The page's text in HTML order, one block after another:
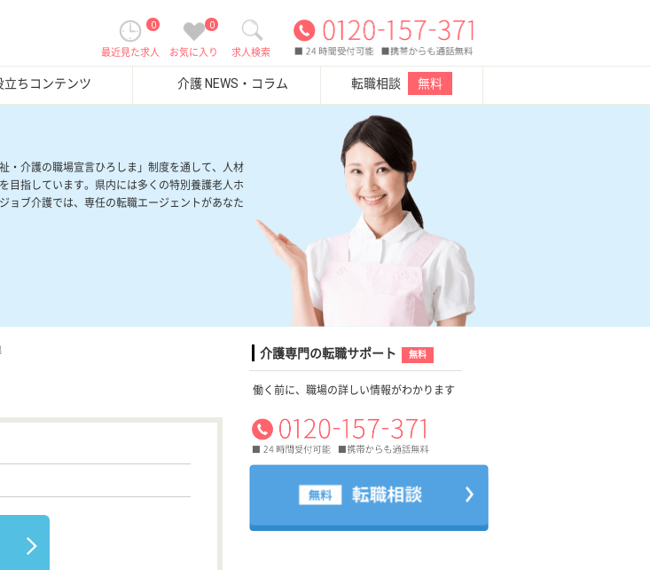
求人検索
0
お気に入り
0
最近見た求人
立ちコンテンツ 介護 NEWS・コラム 転職相談 無料
・介護の職場宣言ひろしま」制度を通して、人材
目指しています。県内には多くの特別養護老人ホ
ョブ介護では、専任の転職エージェントがあなた
介護専門の転職サポート 無料
働く前に、職場の詳しい情報がわかります